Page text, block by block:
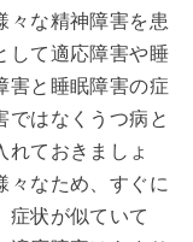
々な精神障害を患
して適応障害や睡
害と睡眠障害の症
ではなくうつ病と
れておきましょ
々なため、すぐに
症状が似ていて